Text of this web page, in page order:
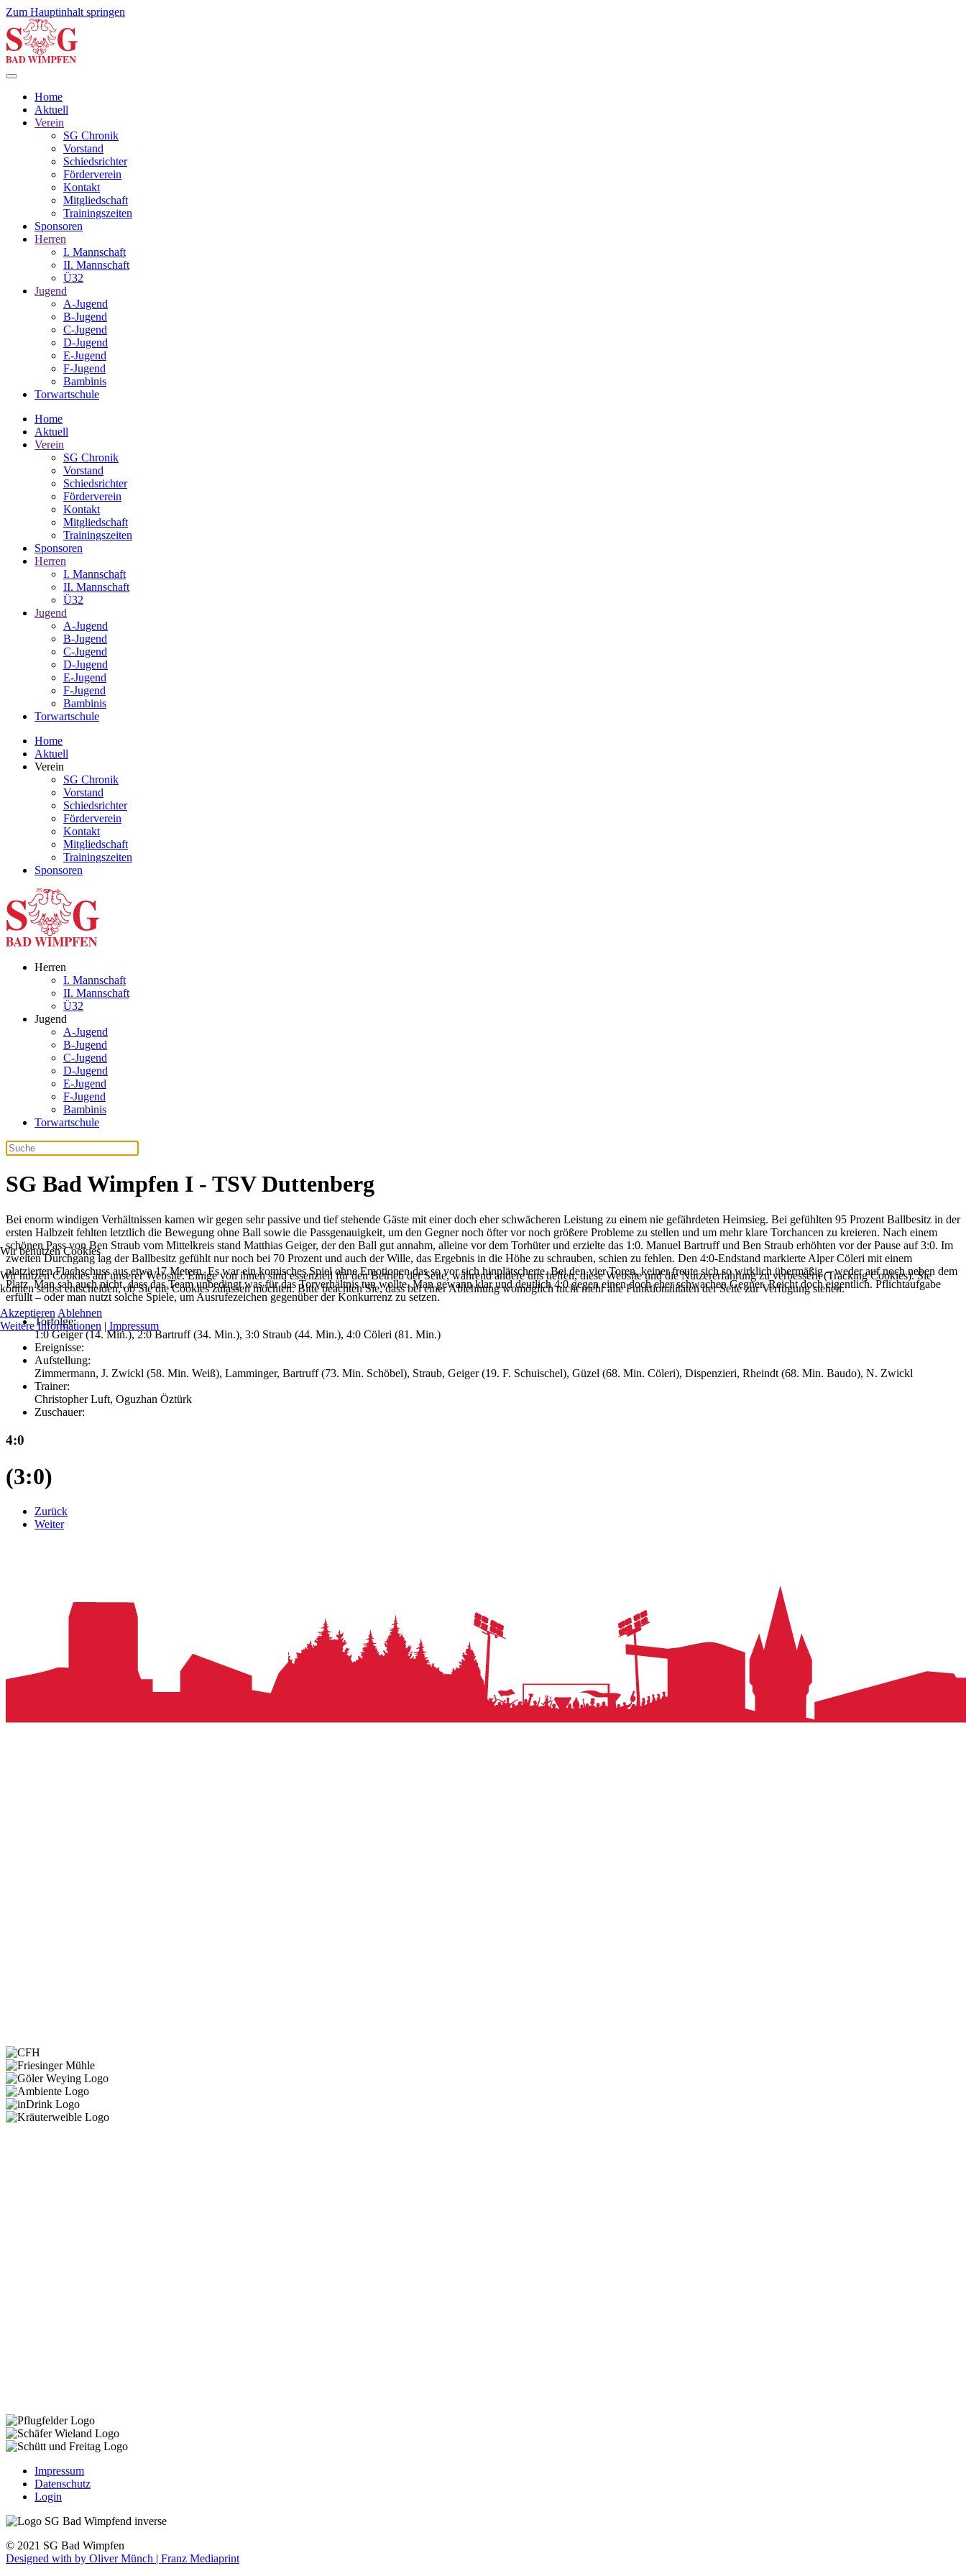
Zum Hauptinhalt springen
Home
Aktuell
Verein
SG Chronik
Vorstand
Schiedsrichter
Förderverein
Kontakt
Mitgliedschaft
Trainingszeiten
Sponsoren
Herren
I. Mannschaft
II. Mannschaft
Ü32
Jugend
A-Jugend
B-Jugend
C-Jugend
D-Jugend
E-Jugend
F-Jugend
Bambinis
Torwartschule
Home
Aktuell
Verein
SG Chronik
Vorstand
Schiedsrichter
Förderverein
Kontakt
Mitgliedschaft
Trainingszeiten
Sponsoren
Herren
I. Mannschaft
II. Mannschaft
Ü32
Jugend
A-Jugend
B-Jugend
C-Jugend
D-Jugend
E-Jugend
F-Jugend
Bambinis
Torwartschule
Home
Aktuell
Verein
SG Chronik
Vorstand
Schiedsrichter
Förderverein
Kontakt
Mitgliedschaft
Trainingszeiten
Sponsoren
Herren
I. Mannschaft
II. Mannschaft
Ü32
Jugend
A-Jugend
B-Jugend
C-Jugend
D-Jugend
E-Jugend
F-Jugend
Bambinis
Torwartschule
SG Bad Wimpfen I - TSV Duttenberg
Bei enorm windigen Verhältnissen kamen wir gegen sehr passive und tief stehende Gäste mit einer doch eher schwächeren Leistung zu einem nie gefährdeten Heimsieg. Bei gefühlten 95 Prozent Ballbesitz in der
ersten Halbzeit fehlten letztlich die Bewegung ohne Ball sowie die Passgenauigkeit, um den Gegner noch öfter vor noch größere Probleme zu stellen und um mehr klare Torchancen zu kreieren. Nach einem
schönen Pass von Ben Straub vom Mittelkreis stand Matthias Geiger, der den Ball gut annahm, alleine vor dem Torhüter und erzielte das 1:0. Manuel Bartruff und Ben Straub erhöhten vor der Pause auf 3:0. Im
zweiten Durchgang lag der Ballbesitz gefühlt nur noch bei 70 Prozent und auch der Wille, das Ergebnis in die Höhe zu schrauben, schien zu fehlen. Den 4:0-Endstand markierte Alper Cöleri mit einem
platzierten Flachschuss aus etwa 17 Metern. Es war ein komisches Spiel ohne Emotionen das so vor sich hinplätscherte. Bei den vier Toren, keiner freute sich so wirklich übermäßig – weder auf noch neben dem
Platz. Man sah auch nicht, dass das Team unbedingt was für das Torverhältnis tun wollte. Man gewann klar und deutlich 4:0 gegen einen doch eher schwachen Gegner. Reicht doch eigentlich. Pflichtaufgabe
erfüllt – oder man nutzt solche Spiele, um Ausrufezeichen gegenüber der Konkurrenz zu setzen.
Torfolge:
1:0 Geiger (14. Min.), 2:0 Bartruff (34. Min.), 3:0 Straub (44. Min.), 4:0 Cöleri (81. Min.)
Ereignisse:
Aufstellung:
Zimmermann, J. Zwickl (58. Min. Weiß), Lamminger, Bartruff (73. Min. Schöbel), Straub, Geiger (19. F. Schuischel), Güzel (68. Min. Cöleri), Dispenzieri, Rheindt (68. Min. Baudo), N. Zwickl
Trainer:
Christopher Luft, Oguzhan Öztürk
Zuschauer:
4:0
(3:0)
Zurück
Weiter
Impressum
Datenschutz
Login
© 2021 SG Bad Wimpfen
Designed with by Oliver Münch | Franz Mediaprint
Wir benutzen Cookies
Wir nutzen Cookies auf unserer Website. Einige von ihnen sind essenziell für den Betrieb der Seite, während andere uns helfen, diese Website und die Nutzererfahrung zu verbessern (Tracking Cookies). Sie
können selbst entscheiden, ob Sie die Cookies zulassen möchten. Bitte beachten Sie, dass bei einer Ablehnung womöglich nicht mehr alle Funktionalitäten der Seite zur Verfügung stehen.
Akzeptieren Ablehnen
Weitere Informationen | Impressum